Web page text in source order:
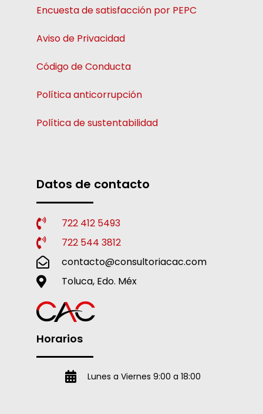
Encuesta de satisfacción por PEPC
Aviso de Privacidad
Código de Conducta
Política anticorrupción
Política de sustentabilidad
Datos de contacto
722 412 5493
722 544 3812
contacto@consultoriacac.com
Toluca, Edo. Méx
Horarios
Lunes a Viernes 9:00 a 18:00